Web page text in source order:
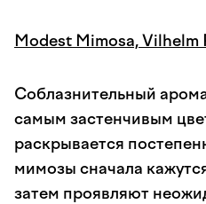
Modest Mimosa, Vilhelm
Соблазнительный
самым застенчивым
раскрывается
мимозы сначала
затем проявляют